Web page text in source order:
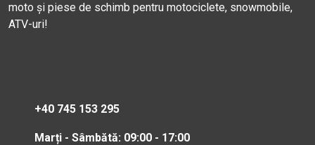
moto și piese de schimb pentru motociclete, snowmobile,
ATV-uri!
+40 745 153 295
Marți - Sâmbătă: 09:00 - 17:00